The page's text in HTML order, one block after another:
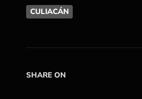
CULIACÁN
SHARE ON